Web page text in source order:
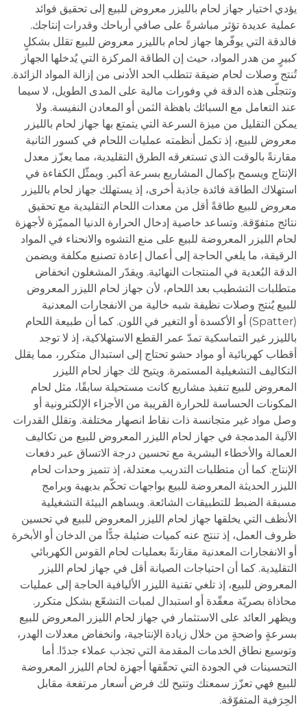
يؤدي اختيار جهاز لحام بالليزر معروض للبيع إلى تحقيق فوائد
عملية عديدة تؤثر مباشرةً على صافي أرباحك وقدرات إنتاجك.
فالدقة التي يوفّرها جهاز لحام بالليزر معروض للبيع تقلل بشكلٍ
كبيرٍ من هدر المواد، حيث إن الطاقة المركزة التي يُدخلها الجهاز
تُنتج وصلات لحام ضيقة تتطلب الحد الأدنى من إزالة المواد الزائدة.
وتتجلّى هذه الدقة في وفورات مالية على المدى الطويل، لا سيما
عند التعامل مع السبائك باهظة الثمن أو المعادن النفيسة. ولا
يمكن التقليل من ميزة السرعة التي يتمتع بها جهاز لحام بالليزر
معروض للبيع، إذ تكمل أنظمته عمليات اللحام في كسور الثانية
مقارنةً بالوقت الذي تستغرقه الطرق التقليدية، مما يعزّز معدل
الإنتاج ويسمح بإكمال المشاريع بسرعة أكبر. ويمثّل الكفاءة في
استهلاك الطاقة فائدة جاذبة أخرى، إذ يستهلك جهاز لحام بالليزر
معروض للبيع طاقةً أقل من معدات اللحام التقليدية مع تحقيق
نتائج متفوّقة. وتساعد خاصية إدخال الحرارة الدنيا المميّزة لأجهزة
لحام الليزر المعروضة للبيع على منع التشوه والانحناء في المواد
الرقيقة، ما يلغي الحاجة إلى أعمال إعادة تصنيع مكلفة ويضمن
الدقة البُعدية في المنتجات النهائية. ويقدّر المشغلون انخفاض
متطلبات التشطيب بعد اللحام، لأن جهاز لحام الليزر المعروض
للبيع يُنتج وصلات نظيفة شبه خالية من الانفجارات المعدنية
(Spatter) أو الأكسدة أو التغير في اللون. كما أن طبيعة اللحام
بالليزر غير التماسكية تمدّ عمر القطع الاستهلاكية، إذ لا توجد
أقطاب كهربائية أو مواد حشو تحتاج إلى استبدال متكرر، مما يقلل
التكاليف التشغيلية المستمرة. ويتيح لك جهاز لحام الليزر
المعروض للبيع تنفيذ مشاريع كانت مستحيلة سابقًا، مثل لحام
المكونات الحساسة للحرارة القريبة من الأجزاء الإلكترونية أو
وصل مواد غير متجانسة ذات نقاط انصهار مختلفة. وتقلل القدرات
الآلية المدمجة في جهاز لحام الليزر المعروض للبيع من تكاليف
العمالة والأخطاء البشرية مع تحسين درجة الاتساق عبر دفعات
الإنتاج. كما أن متطلبات التدريب معتدلة، إذ تتميز وحدات لحام
الليزر الحديثة المعروضة للبيع بواجهات تحكّم بديهية وبرامج
مسبقة الضبط للتطبيقات الشائعة. ويساهم البيئة التشغيلية
الأنظف التي يخلقها جهاز لحام الليزر المعروض للبيع في تحسين
ظروف العمل، إذ تنتج عنه كميات ضئيلة جدًّا من الدخان أو الأبخرة
أو الانفجارات المعدنية مقارنةً بعمليات لحام القوس الكهربائي
التقليدية. كما أن احتياجات الصيانة أقل في جهاز لحام الليزر
المعروض للبيع، إذ تلغي تقنية الليزر الأليافية الحاجة إلى عمليات
محاذاة بصريّة معقّدة أو استبدال لمبات التشعّع بشكل متكرر.
ويظهر العائد على الاستثمار في جهاز لحام الليزر المعروض للبيع
بسرعةٍ واضحةٍ من خلال زيادة الإنتاجية، وانخفاض معدلات الهدر،
وتوسيع نطاق الخدمات المقدمة التي تجذب عملاء جددًا. أما
التحسينات في الجودة التي تحقّقها أجهزة لحام الليزر المعروضة
للبيع فهي تعزّز سمعتك وتتيح لك فرض أسعار مرتفعة مقابل
الحِرَفية المتفوّقة.